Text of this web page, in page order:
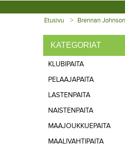
Etusivu Brennan
KATEGORIAT
KLUBIPAITA
PELAAJAPAITA
LASTENPAITA
NAISTENPAITA
MAAJOUKKUEPAITA
MAALIVAHTIPAITA